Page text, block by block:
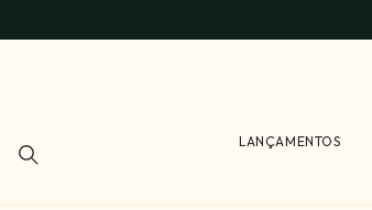
LANÇAMENTOS